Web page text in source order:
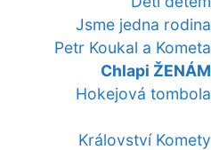
Jsme jedna rodina
Petr Koukal a Kometa
Chlapi ŽENÁM
Hokejová tombola
Království Komety